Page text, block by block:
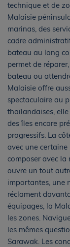
technique et de
Malaisie
marinas, des
cadre
bateau au long
permet de
bateau ou
Malaisie offre
spectaculaire au
thaïlandaises, elle
des îles encore
progressifs. La
avec une
composer avec la
ouvre un tout
importantes, une
réclament
équipages, la
les zones.
les mêmes
Sarawak. Les